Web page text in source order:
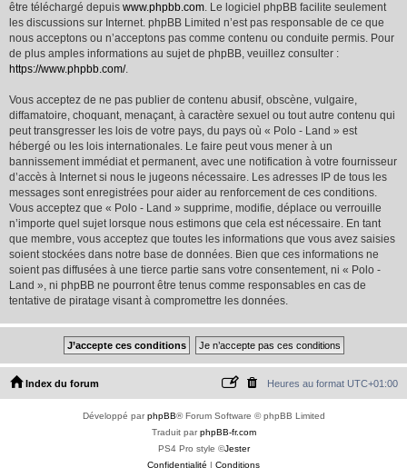
être téléchargé depuis www.phpbb.com. Le logiciel phpBB facilite seulement
les discussions sur Internet. phpBB Limited n’est pas responsable de ce que
nous acceptons ou n’acceptons pas comme contenu ou conduite permis. Pour
de plus amples informations au sujet de phpBB, veuillez consulter :
https://www.phpbb.com/.
Vous acceptez de ne pas publier de contenu abusif, obscène, vulgaire,
diffamatoire, choquant, menaçant, à caractère sexuel ou tout autre contenu qui
peut transgresser les lois de votre pays, du pays où « Polo - Land » est
hébergé ou les lois internationales. Le faire peut vous mener à un
bannissement immédiat et permanent, avec une notification à votre fournisseur
d’accès à Internet si nous le jugeons nécessaire. Les adresses IP de tous les
messages sont enregistrées pour aider au renforcement de ces conditions.
Vous acceptez que « Polo - Land » supprime, modifie, déplace ou verrouille
n’importe quel sujet lorsque nous estimons que cela est nécessaire. En tant
que membre, vous acceptez que toutes les informations que vous avez saisies
soient stockées dans notre base de données. Bien que ces informations ne
soient pas diffusées à une tierce partie sans votre consentement, ni « Polo -
Land », ni phpBB ne pourront être tenus comme responsables en cas de
tentative de piratage visant à compromettre les données.
Index du forum Heures au format UTC+01:00
Développé parphpBB® Forum Software © phpBB Limited
Traduit parphpBB-fr.com
PS4 Pro style ©Jester
Confidentialité | Conditions